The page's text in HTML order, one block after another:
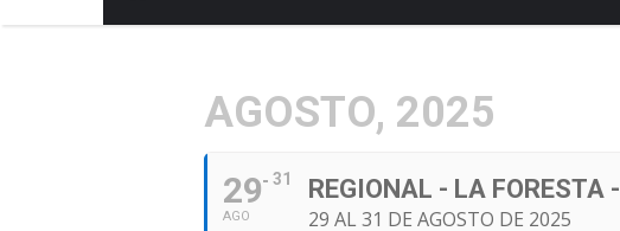
AGOSTO, 2025
29
AGO
31 REGIONAL - LA
29 AL 31 DE AGOSTO DE 2025